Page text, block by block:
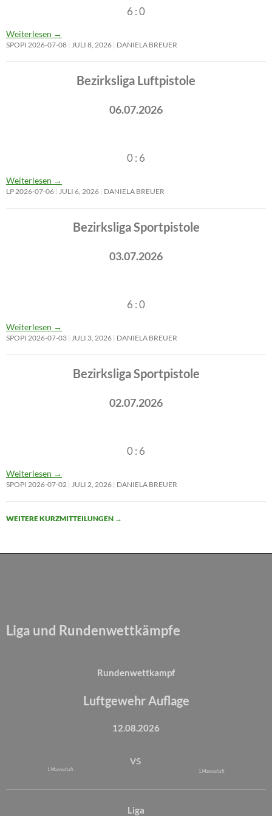
6 : 0
Weiterlesen →
SPOPI 2026-07-08 JULI 8, 2026 DANIELA BREUER
Bezirksliga Luftpistole
06.07.2026
0 : 6
Weiterlesen →
LP 2026-07-06 JULI 6, 2026 DANIELA BREUER
Bezirksliga Sportpistole
03.07.2026
6 : 0
Weiterlesen →
SPOPI 2026-07-03 JULI 3, 2026 DANIELA BREUER
Bezirksliga Sportpistole
02.07.2026
0 : 6
Weiterlesen →
SPOPI 2026-07-02 JULI 2, 2026 DANIELA BREUER
WEITERE KURZMITTEILUNGEN →
Liga und Rundenwettkämpfe
Rundenwettkampf
Luftgewehr Auflage
12.08.2026
1. Mannschaft
vs
1. Mannschaft
Liga